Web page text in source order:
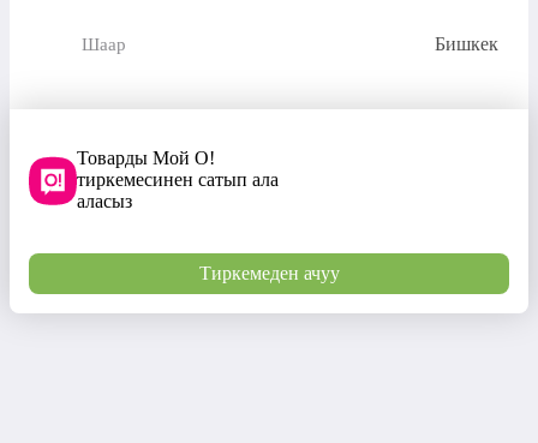
Шаар Бишкек
Товарды Мой О!
тиркемесинен сатып ала
аласыз
Тиркемеден ачуу